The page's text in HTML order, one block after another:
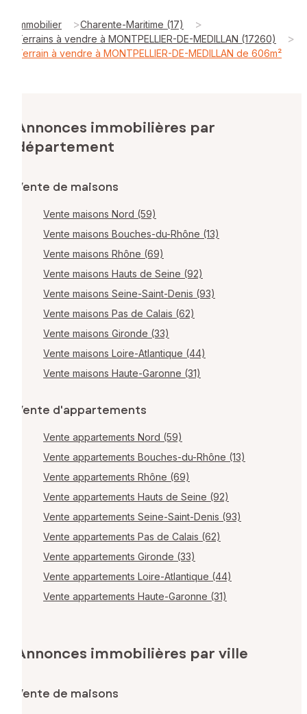
Immobilier >Charente-Maritime (17) >
Terrains à vendre à MONTPELLIER-DE-MEDILLAN (17260) >
Terrain à vendre à MONTPELLIER-DE-MEDILLAN de 606m²
Annonces immobilières par
département
Vente de maisons
Vente maisons Nord (59)
Vente maisons Bouches-du-Rhône (13)
Vente maisons Rhône (69)
Vente maisons Hauts de Seine (92)
Vente maisons Seine-Saint-Denis (93)
Vente maisons Pas de Calais (62)
Vente maisons Gironde (33)
Vente maisons Loire-Atlantique (44)
Vente maisons Haute-Garonne (31)
Vente d'appartements
Vente appartements Nord (59)
Vente appartements Bouches-du-Rhône (13)
Vente appartements Rhône (69)
Vente appartements Hauts de Seine (92)
Vente appartements Seine-Saint-Denis (93)
Vente appartements Pas de Calais (62)
Vente appartements Gironde (33)
Vente appartements Loire-Atlantique (44)
Vente appartements Haute-Garonne (31)
Annonces immobilières par ville
Vente de maisons